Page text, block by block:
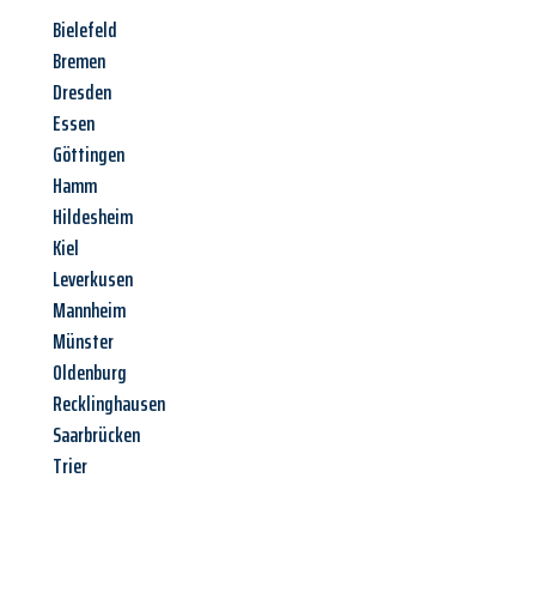
Bielefeld
Bremen
Dresden
Essen
Göttingen
Hamm
Hildesheim
Kiel
Leverkusen
Mannheim
Münster
Oldenburg
Recklinghausen
Saarbrücken
Trier